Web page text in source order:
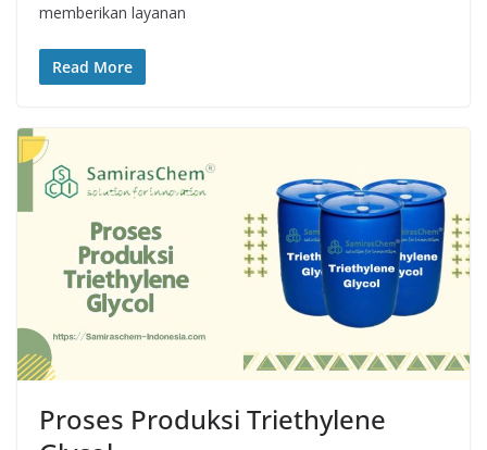
memberikan layanan
Read More
Proses Produksi Triethylene